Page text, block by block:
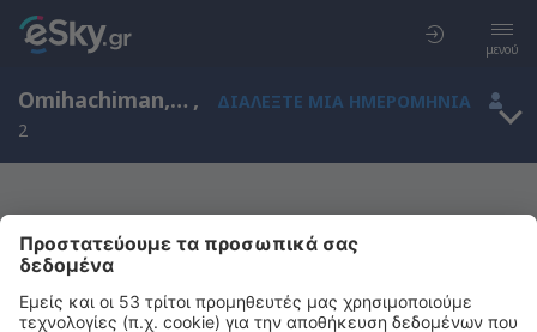
μενού
Omihachiman, Shiga, Ιαπωνία ,
ΔΙΑΛΈΞΤΕ ΜΙΑ ΗΜΕΡΟΜΗΝΊΑ
2
Μας συγχωρείτε, δεν υπάρχουν